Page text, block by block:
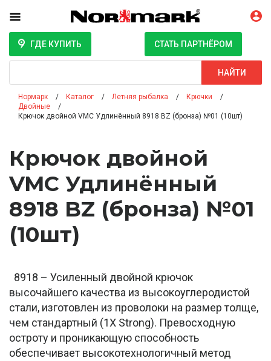
ГДЕ КУПИТЬ СТАТЬ ПАРТНЁРОМ
НАЙТИ
Нормарк Каталог Летняя рыбалка
Крючки
Двойные
Крючок двойной VMC Удлинённый 8918 BZ (бронза) №01 (10шт)
Крючок двойной
VMC Удлинённый
8918 BZ (бронза) №01
(10шт)
8918 – Усиленный двойной крючок
высочайшего качества из высокоуглеродистой
стали, изготовлен из проволоки на размер толще,
чем стандартный (1Х Strong). Превосходную
остроту и проникающую способность
обеспечивает высокотехнологичный метод